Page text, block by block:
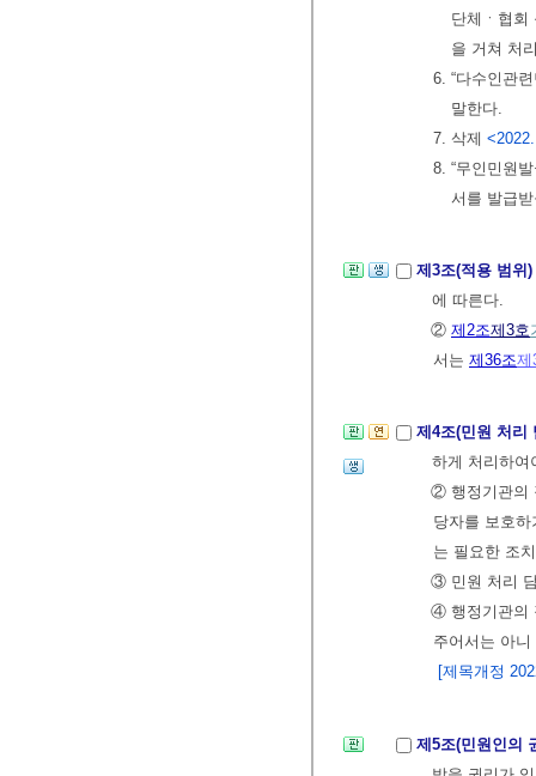
단체ㆍ협회
을 거쳐 처
6. “다수인관
말한다.
7. 삭제
8. “무인민원
서를 발급
제3조(적용 범위)
에 따른다.
② 제2조제3호
서는 제36조제
제4조(민원 처리
하게 처리하
② 행정기관의
당자를 보호
는 필요한 조
③ 민원 처리
④ 행정기관의
주어서는 아
[제목개정
제5조(민원인의